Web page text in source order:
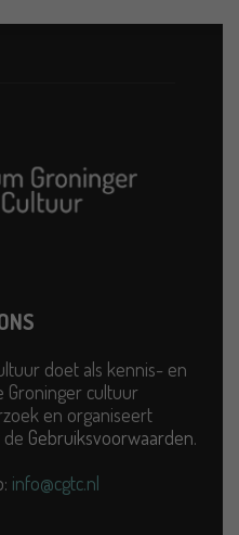
doet als kennis- en
Groninger cultuur
en organiseert
de Gebruiksvoorwaarden.
info@cgtc.nl